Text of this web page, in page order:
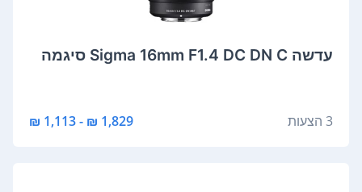
‏עדשה Sigma 16mm F1.4 DC DN C סיגמה
3 הצעות 1,829 ₪ - 1,113 ₪